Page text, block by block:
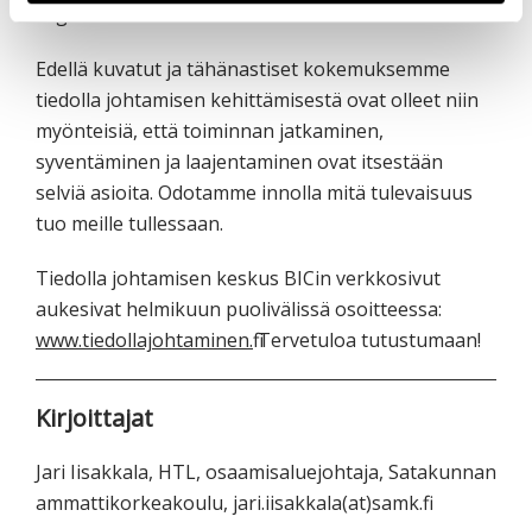
Edellä kuvatut ja tähänastiset kokemuksemme
tiedolla johtamisen kehittämisestä ovat olleet niin
myönteisiä, että toiminnan jatkaminen,
syventäminen ja laajentaminen ovat itsestään
selviä asioita. Odotamme innolla mitä tulevaisuus
tuo meille tullessaan.
Tiedolla johtamisen keskus BICin verkkosivut
aukesivat helmikuun puolivälissä osoitteessa:
www.tiedollajohtaminen.fiTervetuloa tutustumaan!
Kirjoittajat
Jari Iisakkala, HTL, osaamisaluejohtaja, Satakunnan
ammattikorkeakoulu, jari.iisakkala(at)samk.fi